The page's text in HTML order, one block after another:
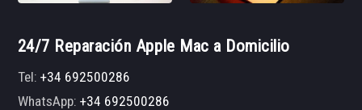
24/7 Reparación Apple Mac a Domicilio
Tel:+34 692500286
WhatsApp:+34 692500286